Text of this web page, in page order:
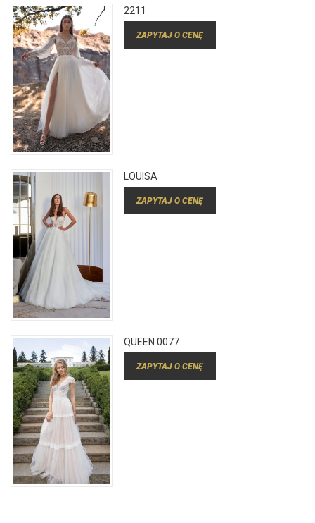
2211
ZAPYTAJ O CENĘ
LOUISA
ZAPYTAJ O CENĘ
QUEEN 0077
ZAPYTAJ O CENĘ